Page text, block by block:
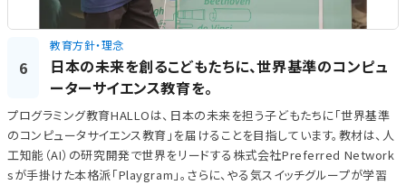
6
教育方針・理念
日本の未来を創るこどもたちに、世界基準のコンピュ
ーターサイエンス教育を。
プログラミング教育HALLOは、日本の未来を担う子どもたちに「世界基準
のコンピュータサイエンス教育」を届けることを目指しています。教材は、人
工知能（AI）の研究開発で世界をリードする株式会社Preferred Network
sが手掛けた本格派「Playgram」。さらに、やる気スイッチグループが学習